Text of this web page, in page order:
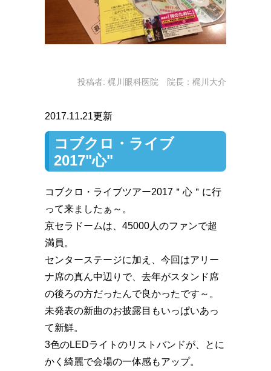
投稿者: 梶川眼科医院 院長：梶川大介
2017.11.21更新
コブクロ・ライブ
2017"心"
コブクロ・ライブツアー2017＂心＂に行
って来ましたぁ～。
京セラドームは、45000人のファンで超
満員。
センターステージに加え、今回はアリー
ナ席の真ん中辺りで、去年がスタンド席
の後ろの方だったんで良かったです～。
未発表の新曲のお披露目もいっぱいあっ
て新鮮。
3色のLEDライトのリストバンドが、とに
かく綺麗で会場の一体感もアップ。